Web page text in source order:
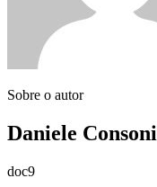
Sobre o autor
Daniele Consoni
doc9